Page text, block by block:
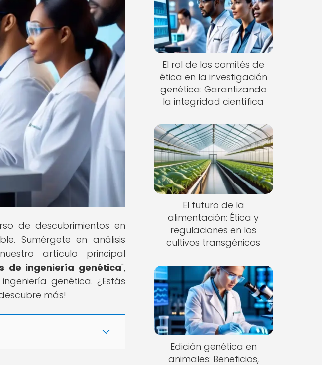
de descubrimientos en
Sumérgete en análisis
artículo principal
de ingeniería genética",
genética. ¿Estás
más!
El rol de los comités de
ética en la investigación
genética: Garantizando
la integridad científica
El futuro de la
alimentación: Ética y
regulaciones en los
cultivos transgénicos
Edición genética en
animales: Beneficios,